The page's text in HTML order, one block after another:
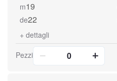
m19
de22
+ dettagli
Pezzi